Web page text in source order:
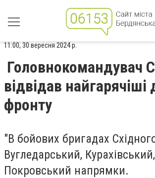
11:00, 30 вересня 2024 р.
Головнокомандувач
відвідав найгарячіші
фронту
"В бойових бригадах
Вугледарський, Курахівський,
Покровський напрямки.